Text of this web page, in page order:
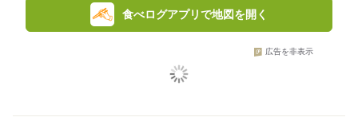
食べログアプリで地図を開く
広告を非表示